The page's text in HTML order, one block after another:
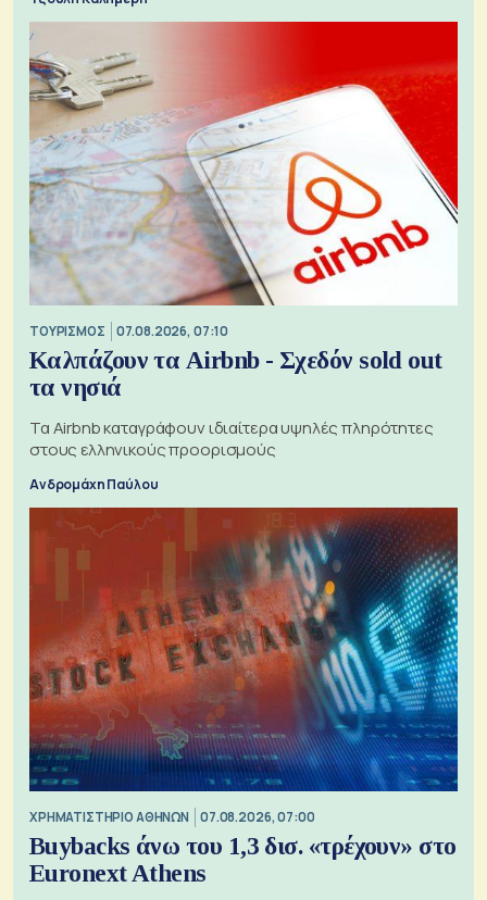
ΤΟΥΡΙΣΜΟΣ 07.08.2026, 07:10
Καλπάζουν τα Airbnb - Σχεδόν sold out
τα νησιά
Τα Airbnb καταγράφουν ιδιαίτερα υψηλές πληρότητες
στους ελληνικούς προορισμούς
Ανδρομάχη Παύλου
XΡΗΜΑΤΙΣΤΗΡΙΟ ΑΘΗΝΩΝ 07.08.2026, 07:00
Buybacks άνω του 1,3 δισ. «τρέχουν» στο
Euronext Athens